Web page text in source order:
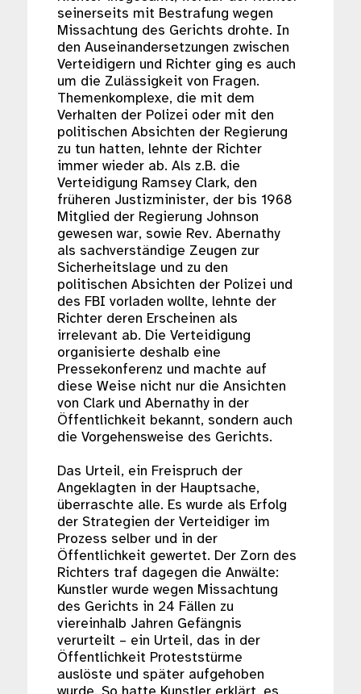
seinerseits mit Bestrafung wegen
Missachtung des Gerichts drohte. In
den Auseinandersetzungen zwischen
Verteidigern und Richter ging es auch
um die Zulässigkeit von Fragen.
Themenkomplexe, die mit dem
Verhalten der Polizei oder mit den
politischen Absichten der Regierung
zu tun hatten, lehnte der Richter
immer wieder ab. Als z.B. die
Verteidigung Ramsey Clark, den
früheren Justizminister, der bis 1968
Mitglied der Regierung Johnson
gewesen war, sowie Rev. Abernathy
als sachverständige Zeugen zur
Sicherheitslage und zu den
politischen Absichten der Polizei und
des FBI vorladen wollte, lehnte der
Richter deren Erscheinen als
irrelevant ab. Die Verteidigung
organisierte deshalb eine
Pressekonferenz und machte auf
diese Weise nicht nur die Ansichten
von Clark und Abernathy in der
Öffentlichkeit bekannt, sondern auch
die Vorgehensweise des Gerichts.
Das Urteil, ein Freispruch der
Angeklagten in der Hauptsache,
überraschte alle. Es wurde als Erfolg
der Strategien der Verteidiger im
Prozess selber und in der
Öffentlichkeit gewertet. Der Zorn des
Richters traf dagegen die Anwälte:
Kunstler wurde wegen Missachtung
des Gerichts in 24 Fällen zu
viereinhalb Jahren Gefängnis
verurteilt – ein Urteil, das in der
Öffentlichkeit Proteststürme
auslöste und später aufgehoben